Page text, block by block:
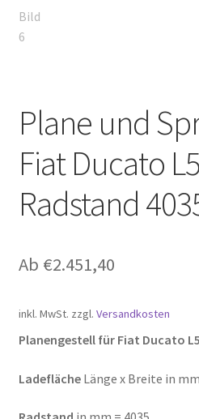
Plane und
Fiat Ducato
Radstand
Ab €2.451,40
inkl. MwSt. zzgl. Versandkosten
Planengestell für Fiat Ducato
LadeflächeLänge x Breite in